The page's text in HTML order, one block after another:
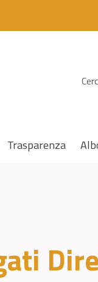
Trasparenza